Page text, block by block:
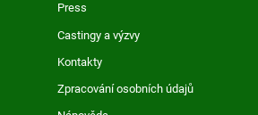
Press
Castingy a výzvy
Kontakty
Zpracování osobních údajů